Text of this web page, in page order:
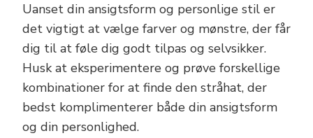
Uanset din ansigtsform og personlige stil er
det vigtigt at vælge farver og mønstre, der får
dig til at føle dig godt tilpas og selvsikker.
Husk at eksperimentere og prøve forskellige
kombinationer for at finde den stråhat, der
bedst komplimenterer både din ansigtsform
og din personlighed.